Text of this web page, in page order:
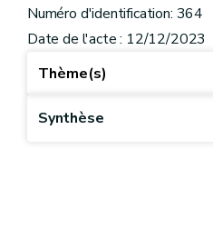
Numéro d'identification: 364
Date de l'acte : 12/12/2023
Thème(s)
Synthèse